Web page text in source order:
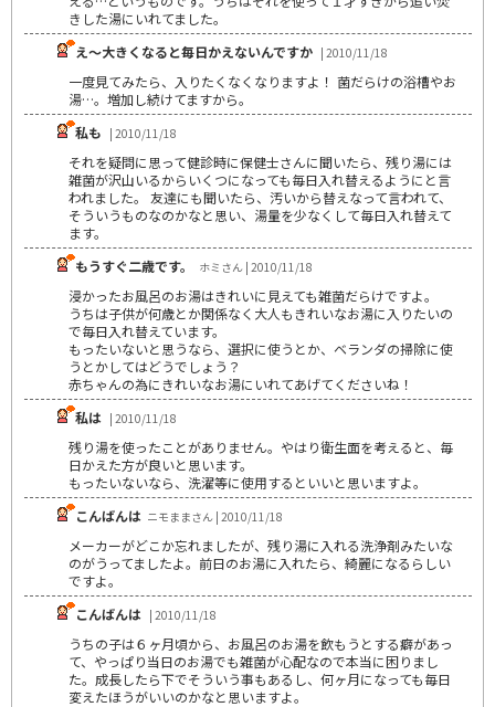
きした湯にいれてました。
え～大きくなると毎日かえないんですか | 2010/11/18
一度見てみたら、入りたくなくなりますよ！ 菌だらけの浴槽やお
湯…。増加し続けてますから。
私も | 2010/11/18
それを疑問に思って健診時に保健士さんに聞いたら、残り湯には
雑菌が沢山いるからいくつになっても毎日入れ替えるようにと言
われました。 友達にも聞いたら、汚いから替えなって言われて、
そういうものなのかなと思い、湯量を少なくして毎日入れ替えて
ます。
もうすぐ二歳です。
ホミさん | 2010/11/18
浸かったお風呂のお湯はきれいに見えても雑菌だらけですよ。
うちは子供が何歳とか関係なく大人もきれいなお湯に入りたいの
で毎日入れ替えています。
もったいないと思うなら、選択に使うとか、ベランダの掃除に使
うとかしてはどうでしょう？
赤ちゃんの為にきれいなお湯にいれてあげてくださいね！
私は | 2010/11/18
残り湯を使ったことがありません。やはり衛生面を考えると、毎
日かえた方が良いと思います。
もったいないなら、洗濯等に使用するといいと思いますよ。
こんばんは ニモままさん | 2010/11/18
メーカーがどこか忘れましたが、残り湯に入れる洗浄剤みたいな
のがうってましたよ。前日のお湯に入れたら、綺麗になるらしい
ですよ。
こんばんは | 2010/11/18
うちの子は６ヶ月頃から、お風呂のお湯を飲もうとする癖があっ
て、やっぱり当日のお湯でも雑菌が心配なので本当に困りまし
た。成長したら下でそういう事もあるし、何ヶ月になっても毎日
変えたほうがいいのかなと思いますよ。